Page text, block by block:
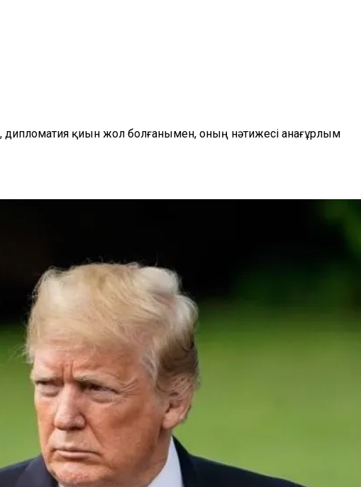
дипломатия қиын жол болғанымен, оның нәтижесі анағұрлым